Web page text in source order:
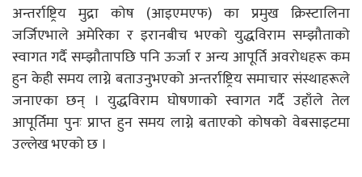
अन्तर्राष्ट्रिय मुद्रा कोष (आइएमएफ) का प्रमुख क्रिस्टालिना
जर्जिएभाले अमेरिका र इरानबीच भएको युद्धविराम सम्झौताको
स्वागत गर्दै सम्झौतापछि पनि ऊर्जा र अन्य आपूर्ति अवरोधहरू कम
हुन केही समय लाग्ने बताउनुभएको अन्तर्राष्ट्रिय समाचार संस्थाहरूले
जनाएका छन् । युद्धविराम घोषणाको स्वागत गर्दै उहाँले तेल
आपूर्तिमा पुनः प्राप्त हुन समय लाग्ने बताएको कोषको वेबसाइटमा
उल्लेख भएको छ ।